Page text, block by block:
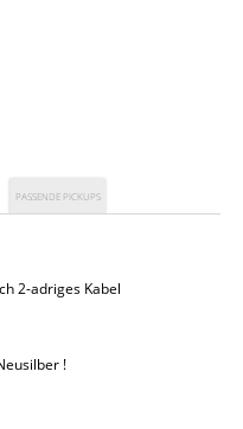
PASSENDE PICKUPS
2-adriges Kabel
!